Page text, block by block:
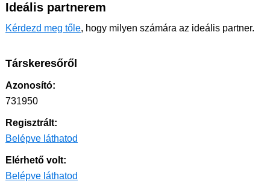
Ideális partnerem
Kérdezd meg tőle, hogy milyen számára az ideális partner.
Társkeresőről
Azonosító:
731950
Regisztrált:
Belépve láthatod
Elérhető volt:
Belépve láthatod